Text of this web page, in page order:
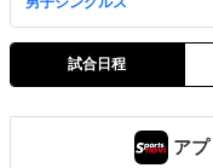
試合日程
ア